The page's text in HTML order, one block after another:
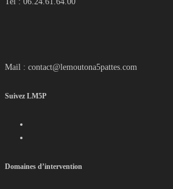
Mail : contact@lemoutona5pattes.com
Suivez LM5P
Domaines d’intervention